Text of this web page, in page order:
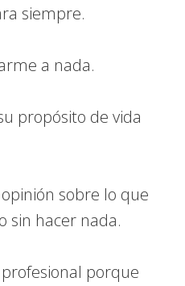
siempre.
a nada.
propósito de vida
sobre lo que
sin hacer nada.
porque